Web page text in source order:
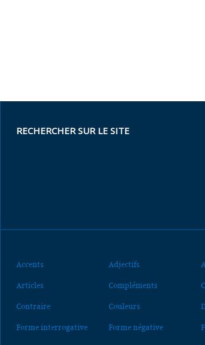
RECHERCHER SUR LE SITE
Accents Adjectifs
Articles Compléments
Contraire Couleurs
Forme interrogative Forme négative